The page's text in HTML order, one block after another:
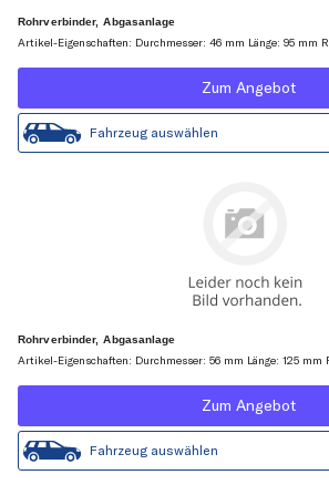
Rohrverbinder, Abgasanlage
Artikel-Eigenschaften: Durchmesser: 46 mm Länge: 95 mm
Zum Angebot
Fahrzeug auswählen
Rohrverbinder, Abgasanlage
Artikel-Eigenschaften: Durchmesser: 56 mm Länge: 125 mm
Zum Angebot
Fahrzeug auswählen